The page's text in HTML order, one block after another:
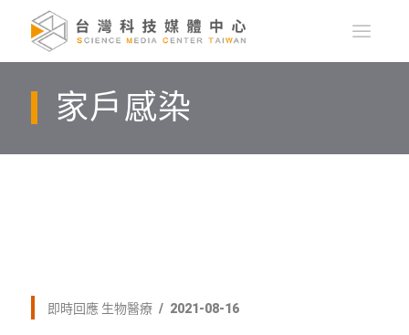
家戶感染
即時回應 生物醫療 2021-08-16